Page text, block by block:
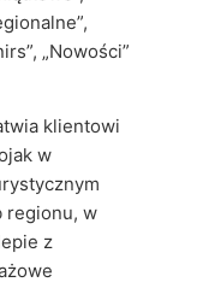
„Nowości”
klientowi
w
regionu, w
z